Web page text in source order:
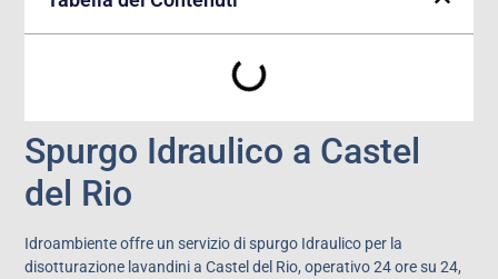
Spurgo Idraulico a Castel
del Rio
Idroambiente offre un servizio di spurgo Idraulico per la
disotturazione lavandini a Castel del Rio, operativo 24 ore su 24,